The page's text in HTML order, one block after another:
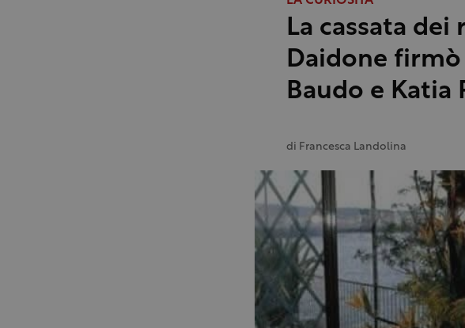
La cassata
Daidone
Baudo e Katia
di Francesca Landolina